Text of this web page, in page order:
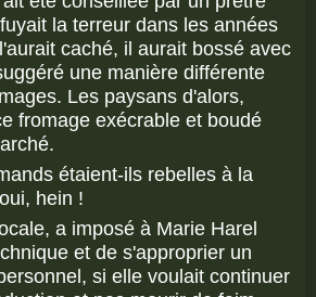
la terreur dans les années
caché, il aurait bossé avec
une manière différente
Les paysans d'alors,
fromage exécrable et boudé
étaient-ils rebelles à la
hein !
a imposé à Marie Harel
et de s'approprier un
si elle voulait continuer